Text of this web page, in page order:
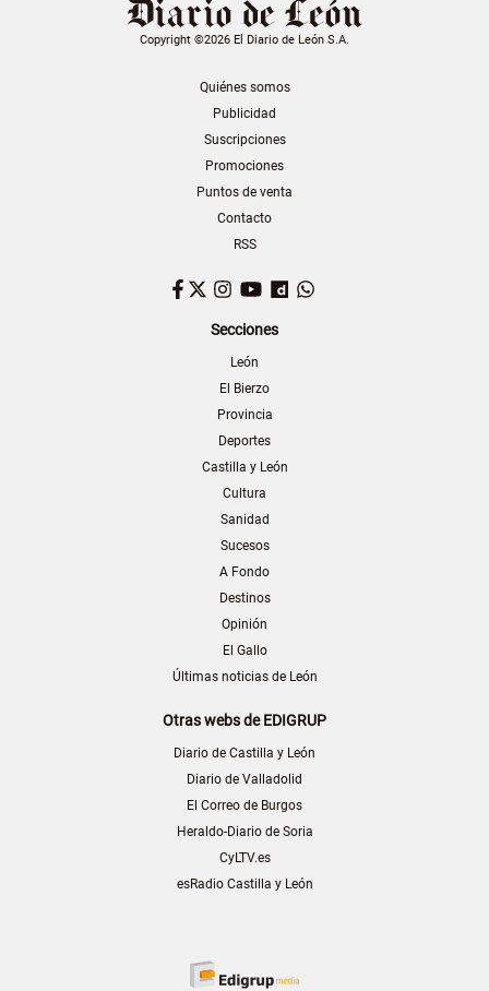
Copyright ©2026 El Diario de León S.A.
Quiénes somos
Publicidad
Suscripciones
Promociones
Puntos de venta
Contacto
RSS
Facebook
TwitterInstagram
YouTubeDailymotion
Secciones
León
El Bierzo
Provincia
Deportes
Castilla y León
Cultura
Sanidad
Sucesos
A Fondo
Destinos
Opinión
El Gallo
Últimas noticias de León
Otras webs de EDIGRUP
Diario de Castilla y León
Diario de Valladolid
El Correo de Burgos
Heraldo-Diario de Soria
CyLTV.es
esRadio Castilla y León